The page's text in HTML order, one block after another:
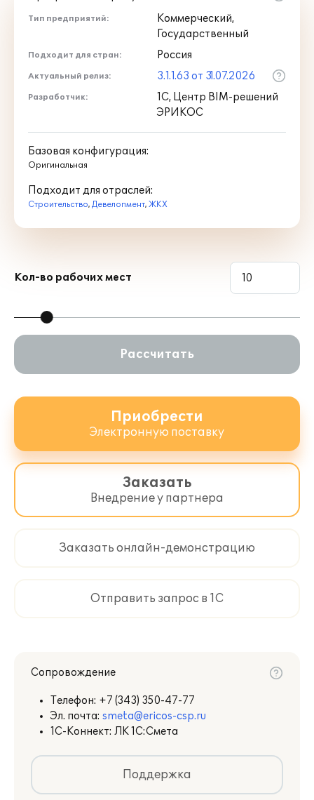
Тип предприятий:
Коммерческий,
Государственный
Подходит для стран: Россия
Актуальный релиз: 3.1.1.63 от 31.07.2026
Разработчик:
1С, Центр BIM-решений
ЭРИКОС
Базовая конфигурация:
Оригинальная
Подходит для отраслей:
Строительство, Девелопмент, ЖКХ
Кол-во рабочих мест
Рассчитать
Приобрести
Электронную поставку
Заказать
Внедрение у партнера
Заказать онлайн-демонстрацию
Отправить запрос в 1С
Сопровождение
Телефон: +7 (343) 350-47-77
Эл. почта: smeta@ericos-csp.ru
1С-Коннект: ЛК 1С:Смета
Поддержка